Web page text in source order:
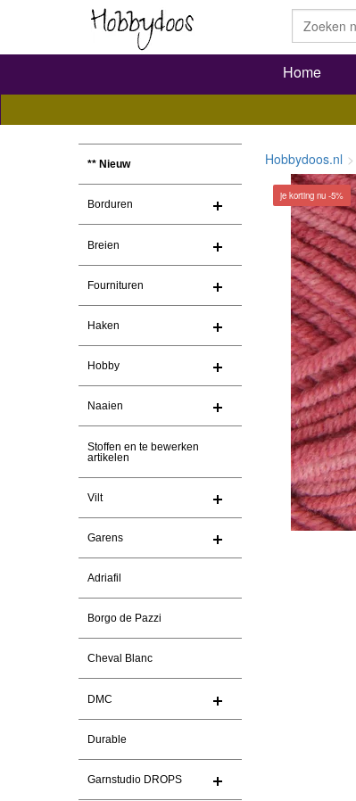
Home
** Nieuw
Borduren
Breien
Fournituren
Haken
Hobby
Naaien
Stoffen en te bewerken
artikelen
Vilt
Garens
Adriafil
Borgo de Pazzi
Cheval Blanc
DMC
Durable
Garnstudio DROPS
Hobbydoos.nl
je korting nu -5%